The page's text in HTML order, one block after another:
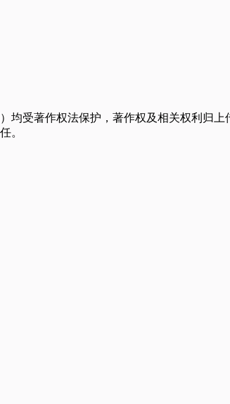
均受著作权法保护，著作权及相关权利归
。